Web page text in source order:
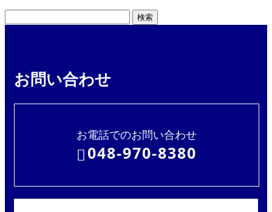
お問い合わせ
お電話でのお問い合わせ
048-970-8380